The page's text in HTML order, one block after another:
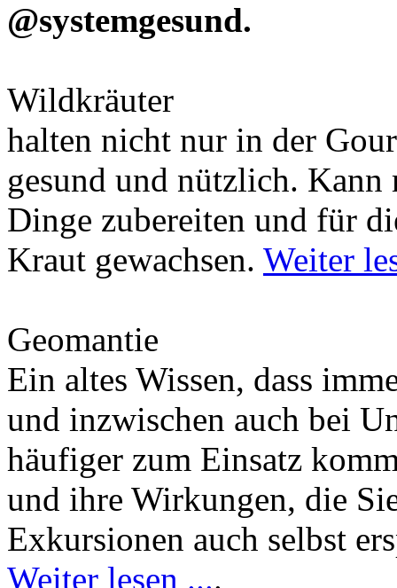
@systemgesund.
Wildkräuter
halten nicht nur in der
gesund und nützlich.
Dinge zubereiten und für
Kraut gewachsen. Weiter
Geomantie
Ein altes Wissen, dass
und inzwischen auch bei
häufiger zum Einsatz
und ihre Wirkungen, die
Exkursionen auch selbst
Weiter lesen ....